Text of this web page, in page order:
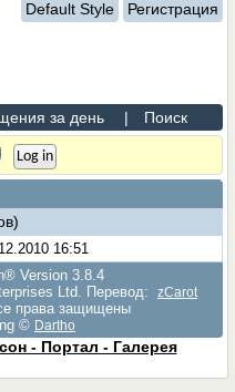
Default Style Регистрация
за день | Поиск
16:51
Version 3.8.4
Ltd. Перевод:
zCarot
права защищены
© Dartho
- Портал - Галерея